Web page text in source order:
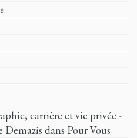
carrière et vie privée -
Demazis dans Pour Vous